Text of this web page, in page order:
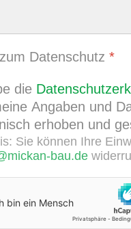
Datenschutz *
die
Angaben und
erhoben und
Sie können Ihre
bau.de